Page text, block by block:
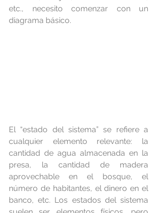
etc., necesito comenzar con un
diagrama básico.
El “estado del sistema” se refiere a
cualquier elemento relevante: la
cantidad de agua almacenada en la
presa, la cantidad de madera
aprovechable en el bosque, el
número de habitantes, el dinero en el
banco, etc. Los estados del sistema